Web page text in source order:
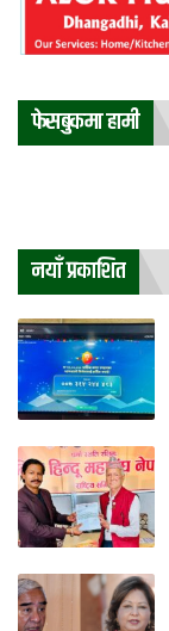
फेसबुकमा हामी
नयाँ प्रकाशित